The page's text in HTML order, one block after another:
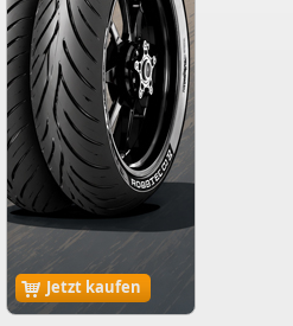
Jetzt kaufen